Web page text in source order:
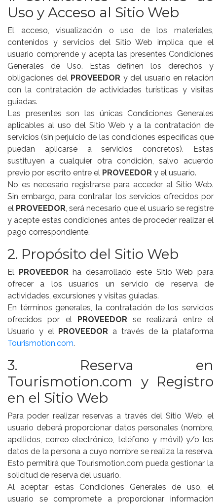
Uso y Acceso al Sitio Web
El acceso, visualización o uso de los materiales,
contenidos y servicios del Sitio Web implica que el
usuario comprende y acepta las presentes Condiciones
Generales de Uso. Estas definen los derechos y
obligaciones del PROVEEDOR y del usuario en relación
con la contratación de actividades turísticas y visitas
guiadas.
Las presentes son las únicas Condiciones Generales
aplicables al uso del Sitio Web y a la contratación de
servicios (sin perjuicio de las condiciones específicas que
puedan aplicarse a servicios concretos). Estas
sustituyen a cualquier otra condición, salvo acuerdo
previo por escrito entre el PROVEEDOR y el usuario.
No es necesario registrarse para acceder al Sitio Web.
Sin embargo, para contratar los servicios ofrecidos por
el PROVEEDOR , será necesario que el usuario se registre
y acepte estas condiciones antes de proceder realizar el
pago correspondiente.
2. Propósito del Sitio Web
El PROVEEDOR ha desarrollado este Sitio Web para
ofrecer a los usuarios un servicio de reserva de
actividades, excursiones y visitas guiadas.
En términos generales, la contratación de los servicios
ofrecidos por el PROVEEDOR se realizará entre el
Usuario y el PROVEEDOR a través de la plataforma
Tourismotion.com.
3. Reserva en
Tourismotion.com y Registro
en el Sitio Web
Para poder realizar reservas a través del Sitio Web, el
usuario deberá proporcionar datos personales (nombre,
apellidos, correo electrónico, teléfono y móvil) y/o los
datos de la persona a cuyo nombre se realiza la reserva.
Esto permitirá que Tourismotion.com pueda gestionar la
solicitud de reserva del usuario.
Al aceptar estas Condiciones Generales de uso, el
usuario se compromete a proporcionar información